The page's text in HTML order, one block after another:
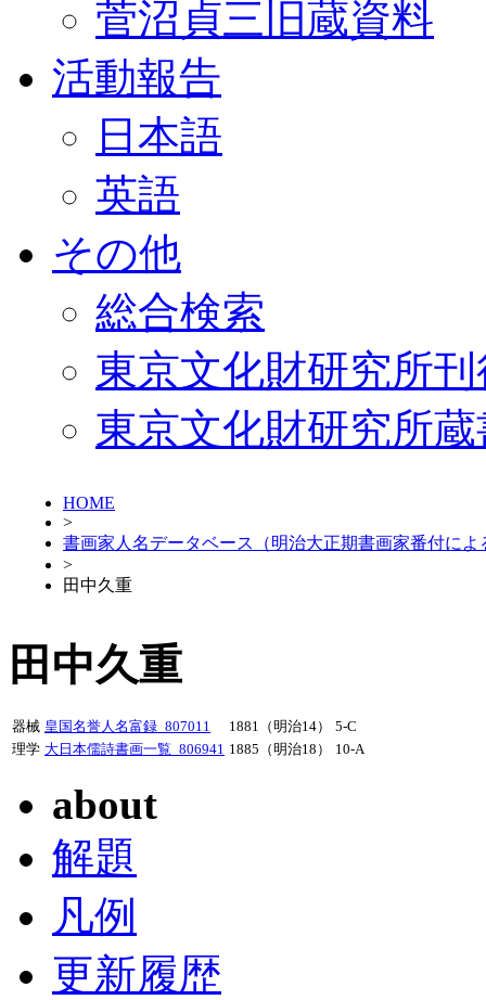
菅沼貞三旧蔵資料
活動報告
日本語
英語
その他
総合検索
東京文化財研究所
東京文化財研究所
HOME
>
書画家人名データベース（明治大正期書画家番付によ
>
田中久重
田中久重
器械 皇国名誉人名富録_807011 1881（明治14）
5-C
理学 大日本儒詩書画一覧_806941 1885（明治18） 10-A
about
解題
凡例
更新履歴